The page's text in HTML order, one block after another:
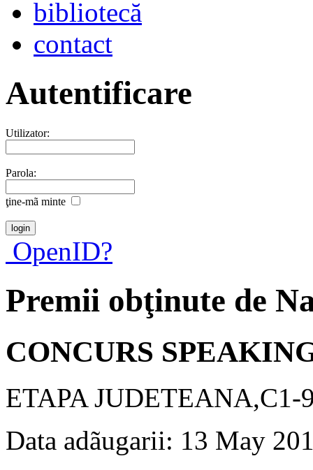
bibliotecă
contact
Autentificare
Utilizator:
Parola:
ţine-mã minte
OpenID?
Premii obţinute de
CONCURS
ETAPA JUDETEANA,C1-
Data adãugarii: 13 May